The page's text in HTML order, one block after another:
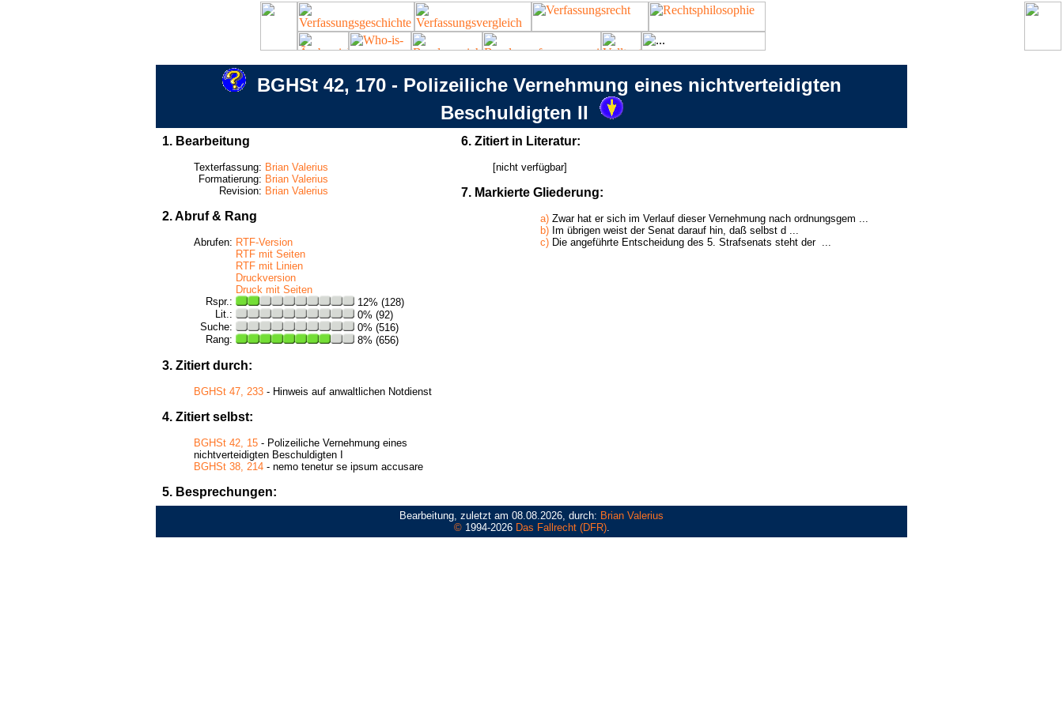
BGHSt 42, 170 - Polizeiliche Vernehmung eines nichtverteidigten
Beschuldigten II
1. Bearbeitung
Texterfassung: Brian Valerius
Formatierung: Brian Valerius
Revision: Brian Valerius
2. Abruf & Rang
Abrufen: RTF-Version
RTF mit Seiten
RTF mit Linien
Druckversion
Druck mit Seiten
Rspr.:
12% (128)
Lit.:
0% (92)
Suche:
0% (516)
Rang:
8% (656)
3. Zitiert durch:
BGHSt 47, 233 - Hinweis auf anwaltlichen Notdienst
4. Zitiert selbst:
BGHSt 42, 15 - Polizeiliche Vernehmung eines
nichtverteidigten Beschuldigten I
BGHSt 38, 214 - nemo tenetur se ipsum accusare
5. Besprechungen:
6. Zitiert in Literatur:
[nicht verfügbar]
7. Markierte Gliederung:
a) Zwar hat er sich im Verlauf dieser Vernehmung nach ordnungsgem ...
b) Im übrigen weist der Senat darauf hin, daß selbst d ...
c) Die angeführte Entscheidung des 5. Strafsenats steht der ...
Bearbeitung, zuletzt am 08.08.2026, durch: Brian Valerius
©1994-2026 Das Fallrecht (DFR).